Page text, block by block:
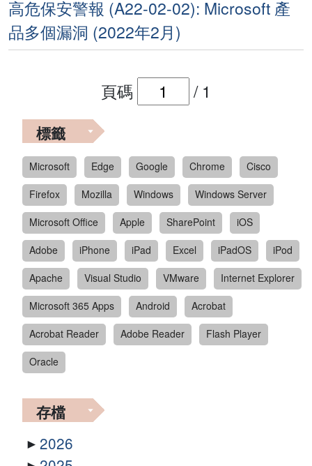
高危保安警報 (A22-02-02): Microsoft 產
品多個漏洞 (2022年2月)
頁碼 / 1
標籤
Microsoft Edge Google Chrome
Cisco
Firefox
Mozilla Windows
Windows Server
Microsoft Office
Apple SharePoint
iOS
Adobe
iPhone iPad Excel iPadOS
iPod
Apache
Visual Studio VMware
Internet Explorer
Microsoft 365 Apps
Android
Acrobat
Acrobat Reader
Adobe Reader
Flash Player
Oracle
存檔
2026